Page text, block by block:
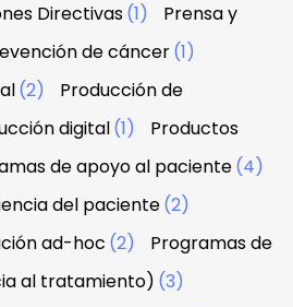
Directivas(1)
Prensa y
de cáncer(1)
(2)
Producción de
digital(1)
Productos
de apoyo al paciente(4)
del paciente(2)
ad-hoc (2)
Programas de
al tratamiento) (3)